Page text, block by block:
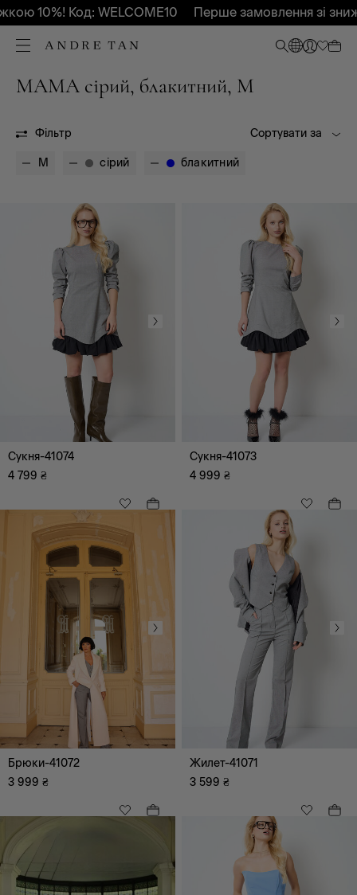
10%! Код: WELCOME10 Перше замовлення зі
MAMA сірий, блакитний, M
Фільтр
MAMA
XL
XXXL
Сортувати за
M сірий блакитний
Сукня-41074
4 799 ₴
Сукня-41073
4 999 ₴
Брюки-41072
3 999 ₴
Жилет-41071
3 599 ₴